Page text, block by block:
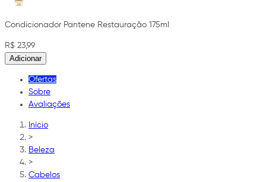
Condicionador Pantene Restauração 175ml
R$ 23,99
Adicionar
Ofertas
Sobre
Avaliações
Início
>
Beleza
>
Cabelos